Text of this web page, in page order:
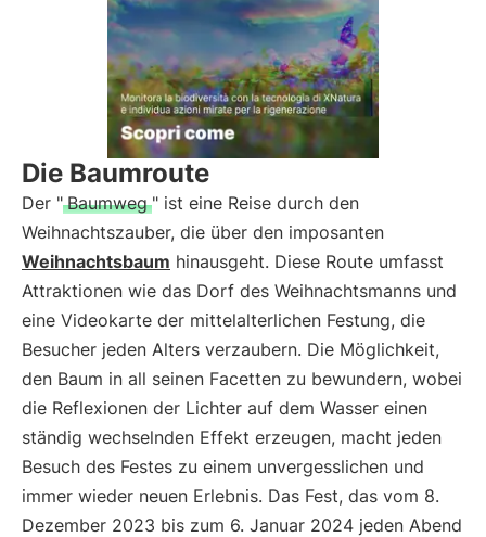
Die Baumroute
Der " Baumweg " ist eine Reise durch den
Weihnachtszauber, die über den imposanten
Weihnachtsbaum hinausgeht. Diese Route umfasst
Attraktionen wie das Dorf des Weihnachtsmanns und
eine Videokarte der mittelalterlichen Festung, die
Besucher jeden Alters verzaubern. Die Möglichkeit,
den Baum in all seinen Facetten zu bewundern, wobei
die Reflexionen der Lichter auf dem Wasser einen
ständig wechselnden Effekt erzeugen, macht jeden
Besuch des Festes zu einem unvergesslichen und
immer wieder neuen Erlebnis. Das Fest, das vom 8.
Dezember 2023 bis zum 6. Januar 2024 jeden Abend